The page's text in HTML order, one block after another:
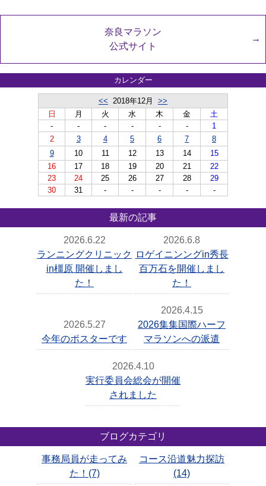
奈良マラソン
公式サイト
カレンダー
<< 2018年12月 >>
日
月 火 水 木 金
土
-
- - - - -
1
2
3 4 5 6 7
8
9
10 11 12 13 14
15
16
17 18 19 20 21
22
23
24 25 26 27 28
29
30
31 - - - - -
最新の記事
2026.6.22
ランニングクリニック
in橿原 開催しまし
た！
2026.6.8
ロゲイニンングin秀長
百万石を開催しまし
た！
2026.5.27
今年のポスターです
2026.4.15
2026集集国際ハーフ
マラソンへの派遣
2026.4.10
実行委員会総会が開催
されました
ブログカテゴリ
事務局員が走ってみ
た！(7)
コース沿道魅力探訪
(14)